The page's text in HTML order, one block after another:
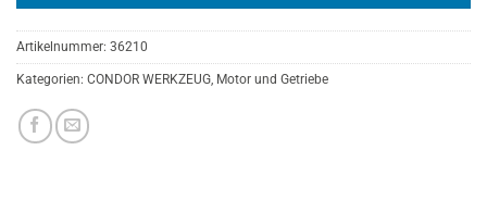
Artikelnummer: 36210
Kategorien: CONDOR WERKZEUG, Motor und Getriebe